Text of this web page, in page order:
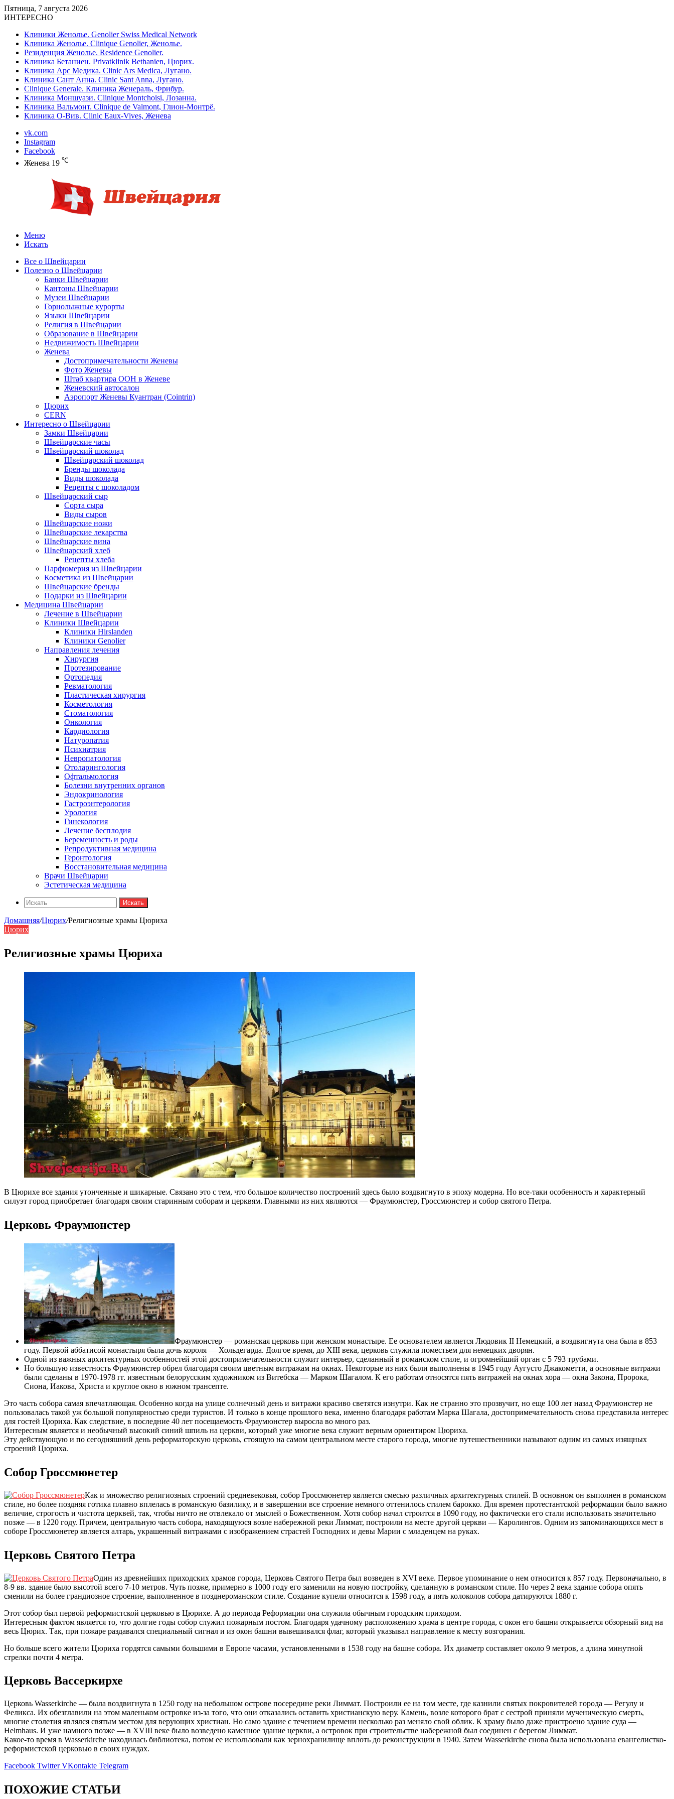
Пятница, 7 августа 2026
ИНТЕРЕСНО
Клиники Женолье. Genolier Swiss Medical Network
Клиника Женолье. Clinique Genolier, Женолье.
Резиденция Женолье. Residence Genolier.
Клиника Бетаниен. Privatklinik Bethanien, Цюрих.
Клиника Арс Медика. Clinic Ars Medica, Лугано.
Клиника Сант Анна. Clinic Sant Anna, Лугано.
Clinique Generale. Клиника Женераль, Фрибур.
Клиника Моншуази. Clinique Montchoisi, Лозанна.
Клиника Вальмонт. Clinique de Valmont, Глион-Монтрё.
Клиника О-Вив. Clinic Eaux-Vives, Женева
vk.com
Instagram
Facebook
Женева 19 ℃
Меню
Искать
Все о Швейцарии
Полезно о Швейцарии
Банки Швейцарии
Кантоны Швейцарии
Музеи Швейцарии
Горнолыжные курорты
Языки Швейцарии
Религия в Швейцарии
Образование в Швейцарии
Недвижимость Швейцарии
Женева
Достопримечательности Женевы
Фото Женевы
Штаб квартира ООН в Женеве
Женевский автосалон
Аэропорт Женевы Куантран (Cointrin)
Цюрих
CERN
Интересно о Швейцарии
Замки Швейцарии
Швейцарские часы
Швейцарский шоколад
Швейцарский шоколад
Бренды шоколада
Виды шоколада
Рецепты с шоколадом
Швейцарский сыр
Сорта сыра
Виды сыров
Швейцарские ножи
Швейцарские лекарства
Швейцарские вина
Швейцарский хлеб
Рецепты хлеба
Парфюмерия из Швейцарии
Косметика из Швейцарии
Швейцарские бренды
Подарки из Швейцарии
Медицина Швейцарии
Лечение в Швейцарии
Клиники Швейцарии
Клиники Hirslanden
Клиники Genolier
Направления лечения
Хирургия
Протезирование
Ортопедия
Ревматология
Пластическая хирургия
Косметология
Стоматология
Онкология
Кардиология
Натуропатия
Психиатрия
Невропатология
Отоларингология
Офтальмология
Болезни внутренних органов
Эндокринология
Гастроэнтерология
Урология
Гинекология
Лечение бесплодия
Беременность и роды
Репродуктивная медицина
Геронтология
Восстановительная медицина
Врачи Швейцарии
Эстетическая медицина
Искать
Домашняя/Цюрих/Религиозные храмы Цюриха
Цюрих
Религиозные храмы Цюриха
В Цюрихе все здания утонченные и шикарные. Связано это с тем, что большое количество построений здесь было воздвигнуто в эпоху модерна. Но все-таки особенность и характерный
силуэт город приобретает благодаря своим старинным соборам и церквям. Главными из них являются — Фраумюнстер, Гроссмюнстер и собор святого Петра.
Церковь Фраумюнстер
Фраумюнстер — романская церковь при женском монастыре. Ее основателем является Людовик II Немецкий, а воздвигнута она была в 853
году. Первой аббатисой монастыря была дочь короля — Хольдегарда. Долгое время, до XIII века, церковь служила поместьем для немецких дворян.
Одной из важных архитектурных особенностей этой достопримечательности служит интерьер, сделанный в романском стиле, и огромнейший орган с 5 793 трубами.
Но большую известность Фраумюнстер обрел благодаря своим цветным витражам на окнах. Некоторые из них были выполнены в 1945 году Аугусто Джакометти, а основные витражи
были сделаны в 1970-1978 гг. известным белорусским художником из Витебска — Марком Шагалом. К его работам относятся пять витражей на окнах хора — окна Закона, Пророка,
Сиона, Иакова, Христа и круглое окно в южном трансепте.
Это часть собора самая впечатляющая. Особенно когда на улице солнечный день и витражи красиво светятся изнутри. Как не странно это прозвучит, но еще 100 лет назад Фраумюнстер не
пользовалась такой уж большой популярностью среди туристов. И только в конце прошлого века, именно благодаря работам Марка Шагала, достопримечательность снова представила интерес
для гостей Цюриха. Как следствие, в последние 40 лет посещаемость Фраумюнстер выросла во много раз.
Интересным является и необычный высокий синий шпиль на церкви, который уже многие века служит верным ориентиром Цюриха.
Эту действующую и по сегодняшний день реформаторскую церковь, стоящую на самом центральном месте старого города, многие путешественники называют одним из самых изящных
строений Цюриха.
Собор Гроссмюнетер
Как и множество религиозных строений средневековья, собор Гроссмюнетер является смесью различных архитектурных стилей. В основном он выполнен в романском
стиле, но более поздняя готика плавно вплелась в романскую базилику, и в завершении все строение немного оттенилось стилем барокко. Для времен протестантской реформации было важно
величие, строгость и чистота церквей, так, чтобы ничто не отвлекало от мыслей о Божественном. Хотя собор начал строится в 1090 году, но фактически его стали использовать значительно
позже — в 1220 году. Причем, центральную часть собора, находящуюся возле набережной реки Лиммат, построили на месте другой церкви — Каролингов. Одним из запоминающихся мест в
соборе Гроссмюнетер является алтарь, украшенный витражами с изображением страстей Господних и девы Марии с младенцем на руках.
Церковь Святого Петра
Один из древнейших приходских храмов города, Церковь Святого Петра был возведен в XVI веке. Первое упоминание о нем относится к 857 году. Первоначально, в
8-9 вв. здание было высотой всего 7-10 метров. Чуть позже, примерно в 1000 году его заменили на новую постройку, сделанную в романском стиле. Но через 2 века здание собора опять
сменили на более грандиозное строение, выполненное в позднероманском стиле. Создание купели относится к 1598 году, а пять колоколов собора датируются 1880 г.
Этот собор был первой реформистской церковью в Цюрихе. А до периода Реформации она служила обычным городским приходом.
Интересным фактом является то, что долгие годы собор служил пожарным постом. Благодаря удачному расположению храма в центре города, с окон его башни открывается обзорный вид на
весь Цюрих. Так, при пожаре раздавался специальный сигнал и из окон башни вывешивался флаг, который указывал направление к месту возгорания.
Но больше всего жители Цюриха гордятся самыми большими в Европе часами, установленными в 1538 году на башне собора. Их диаметр составляет около 9 метров, а длина минутной
стрелки почти 4 метра.
Церковь Вассеркирхе
Церковь Wasserkirche — была воздвигнута в 1250 году на небольшом острове посередине реки Лиммат. Построили ее на том месте, где казнили святых покровителей города — Регулу и
Феликса. Их обезглавили на этом маленьком островке из-за того, что они отказались оставить христианскую веру. Камень, возле которого брат с сестрой приняли мученическую смерть,
многие столетия являлся святым местом для верующих христиан. Но само здание с течением времени несколько раз меняло свой облик. К храму было даже пристроено здание суда —
Helmhaus. И уже намного позже — в XVIII веке было возведено каменное здание церкви, а островок при строительстве набережной был соединен с берегом Лиммат.
Какое-то время в Wasserkirche находилась библиотека, потом ее использовали как зернохранилище вплоть до реконструкции в 1940. Затем Wasserkirche снова была использована евангелистко-
реформистской церковью в своих нуждах.
Facebook Twitter VKontakte Telegram
ПОХОЖИЕ СТАТЬИ